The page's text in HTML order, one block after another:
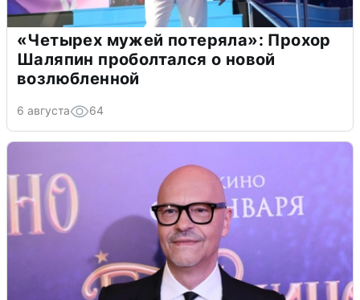
«Четырех мужей потеряла»: Прохор
Шаляпин проболтался о новой
возлюбленной
6 августа 64